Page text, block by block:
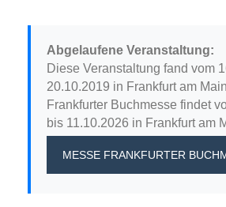
Abgelaufene Veranstaltung:
Diese Veranstaltung fand vom
20.10.2019 in Frankfurt am
Frankfurter Buchmesse findet
bis 11.10.2026 in Frankfurt am
MESSE FRANKFURTER